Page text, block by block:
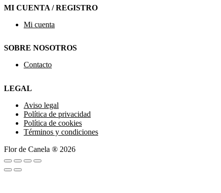
MI CUENTA / REGISTRO
Mi cuenta
SOBRE NOSOTROS
Contacto
LEGAL
Aviso legal
Política de privacidad
Política de cookies
Términos y condiciones
Flor de Canela ® 2026